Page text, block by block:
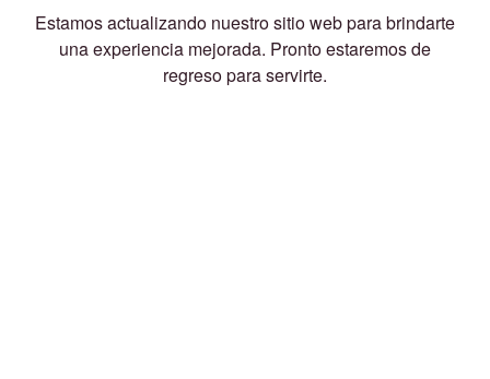
Estamos actualizando nuestro sitio web para brindarte
una experiencia mejorada. Pronto estaremos de
regreso para servirte.